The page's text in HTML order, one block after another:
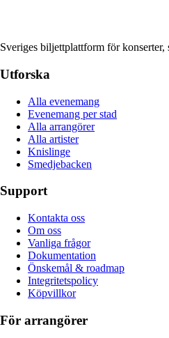
Sveriges biljettplattform för
Utforska
Alla evenemang
Evenemang per stad
Alla arrangörer
Alla artister
Knislinge
Smedjebacken
Support
Kontakta oss
Om oss
Vanliga frågor
Dokumentation
Önskemål & roadmap
Integritetspolicy
Köpvillkor
För arrangörer